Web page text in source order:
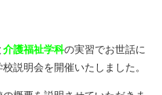
介護福祉学科の実習でお世話に
説明会を開催いたしました。